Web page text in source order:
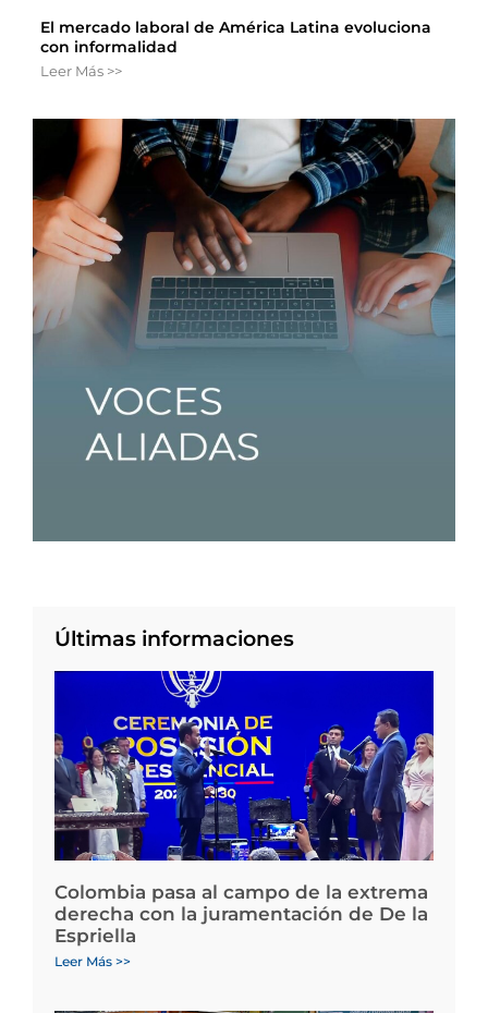
El mercado laboral de América Latina evoluciona
con informalidad
Leer Más >>
Últimas informaciones
Colombia pasa al campo de la extrema
derecha con la juramentación de De la
Espriella
Leer Más >>